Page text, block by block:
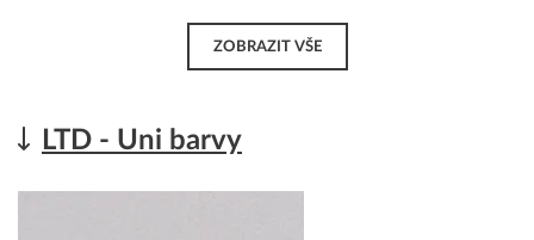
ZOBRAZIT VŠE
LTD - Uni barvy